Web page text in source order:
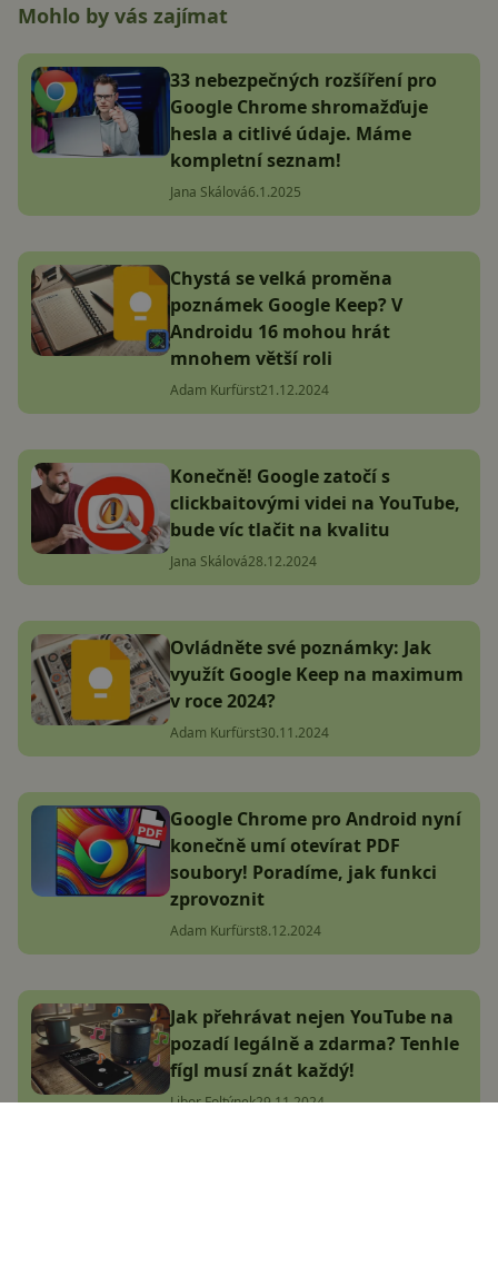
Mohlo by vás zajímat
33 nebezpečných rozšíření pro
Google Chrome shromažďuje
hesla a citlivé údaje. Máme
kompletní seznam!
Jana Skálová6.1.2025
Chystá se velká proměna
poznámek Google Keep? V
Androidu 16 mohou hrát
mnohem větší roli
Adam Kurfürst21.12.2024
Konečně! Google zatočí s
clickbaitovými videi na YouTube,
bude víc tlačit na kvalitu
Jana Skálová28.12.2024
Ovládněte své poznámky: Jak
využít Google Keep na maximum
v roce 2024?
Adam Kurfürst30.11.2024
Google Chrome pro Android nyní
konečně umí otevírat PDF
soubory! Poradíme, jak funkci
zprovoznit
Adam Kurfürst8.12.2024
Jak přehrávat nejen YouTube na
pozadí legálně a zdarma? Tenhle
fígl musí znát každý!
Libor Foltýnek29.11.2024